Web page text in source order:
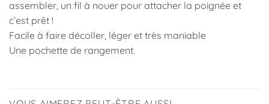
assembler, un fil à nouer pour attacher la poignée et
c’est prêt !
Facile à faire décoller, léger et très maniable
Une pochette de rangement.